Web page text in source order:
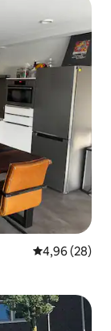
Nilai rata-rata
4,96 (28)